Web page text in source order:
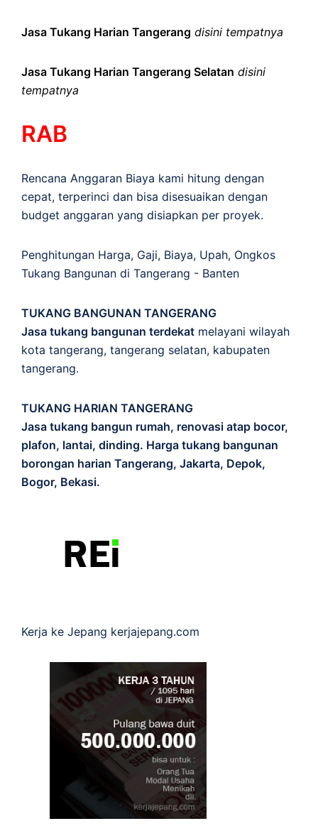
Jasa Tukang Harian Tangerang disini tempatnya
Jasa Tukang Harian Tangerang Selatan disini
tempatnya
RAB
Rencana Anggaran Biaya kami hitung dengan
cepat, terperinci dan bisa disesuaikan dengan
budget anggaran yang disiapkan per proyek.
Penghitungan Harga, Gaji, Biaya, Upah, Ongkos
Tukang Bangunan di Tangerang - Banten
TUKANG BANGUNAN TANGERANG
Jasa tukang bangunan terdekat melayani wilayah
kota tangerang, tangerang selatan, kabupaten
tangerang.
TUKANG HARIAN TANGERANG
Jasa tukang bangun rumah, renovasi atap bocor,
plafon, lantai, dinding. Harga tukang bangunan
borongan harian Tangerang, Jakarta, Depok,
Bogor, Bekasi.
Kerja ke Jepang kerjajepang.com